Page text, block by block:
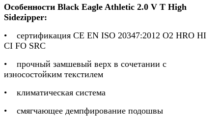
Особенности Black Eagle Athletic 2.0 V T High
Sidezipper:
• сертификация CE EN ISO 20347:2012 O2 HRO HI
CI FO SRC
• прочный замшевый верх в сочетании с
износостойким текстилем
• климатическая система
• смягчающее демпфирование подошвы